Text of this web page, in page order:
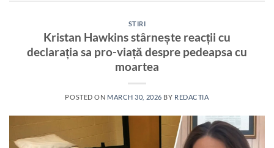
STIRI
Kristan Hawkins stârnește reacții cu
declarația sa pro-viață despre pedeapsa cu
moartea
POSTED ON MARCH 30, 2026 BY REDACTIA